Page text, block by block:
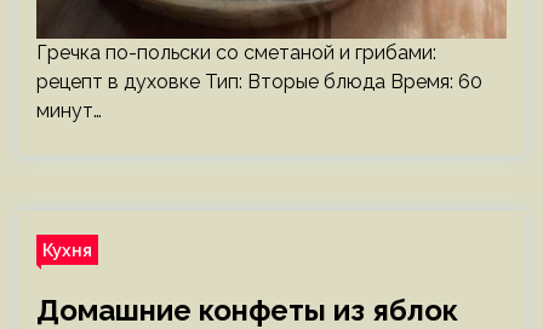
Гречка по-польски со сметаной и грибами:
рецепт в духовке Тип: Вторые блюда Время: 60
минут…
Кухня
Домашние конфеты из яблок